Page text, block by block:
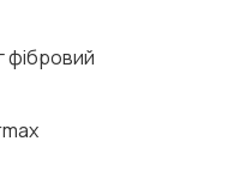
фібровий